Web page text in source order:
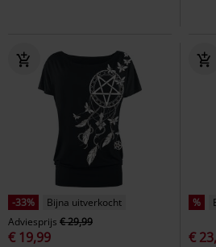
-33%
Bijna uitverkocht
Adviesprijs € 29,99
€ 19,99
%
€